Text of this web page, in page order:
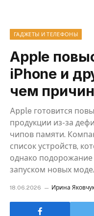
ГАДЖЕТЫ И ТЕЛЕФОНЫ
Apple
iPhone и
чем
Apple готовится
продукции из-за
чипов памяти.
список устройств,
однако
запуском новых
18.06.2026 Ирина